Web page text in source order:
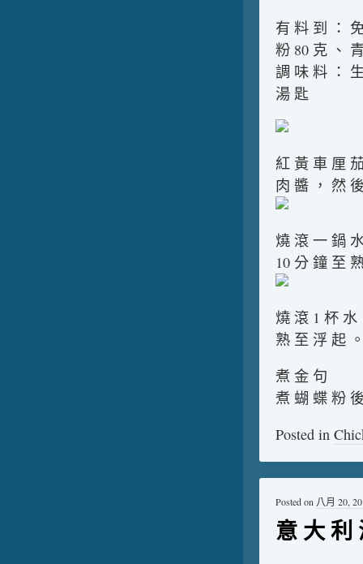
有 料 到 ：
粉 80 克 、
調 味 料 ：
湯 匙
紅 黃 車 厘
肉 醬 ， 然
燒 滾 一 鍋
10 分 鐘 至
燒 滾 1 杯
熟 至 浮 起
煮 金 句
煮 蝴 蝶 粉
Posted in
意 大 利
Posted on 八月 20,